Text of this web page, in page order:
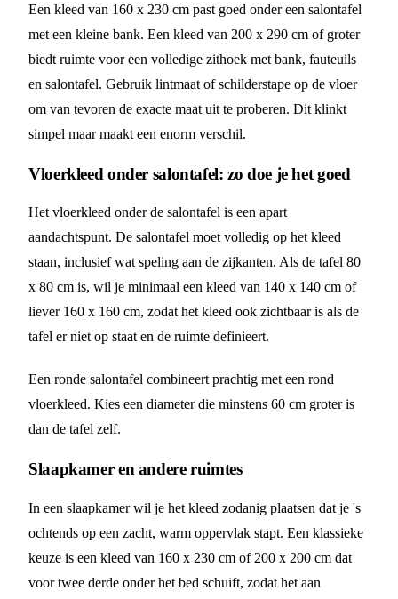
Een kleed van 160 x 230 cm past goed onder een salontafel
met een kleine bank. Een kleed van 200 x 290 cm of groter
biedt ruimte voor een volledige zithoek met bank, fauteuils
en salontafel. Gebruik lintmaat of schilderstape op de vloer
om van tevoren de exacte maat uit te proberen. Dit klinkt
simpel maar maakt een enorm verschil.
Vloerkleed onder salontafel: zo doe je het goed
Het vloerkleed onder de salontafel is een apart
aandachtspunt. De salontafel moet volledig op het kleed
staan, inclusief wat speling aan de zijkanten. Als de tafel 80
x 80 cm is, wil je minimaal een kleed van 140 x 140 cm of
liever 160 x 160 cm, zodat het kleed ook zichtbaar is als de
tafel er niet op staat en de ruimte definieert.
Een ronde salontafel combineert prachtig met een rond
vloerkleed. Kies een diameter die minstens 60 cm groter is
dan de tafel zelf.
Slaapkamer en andere ruimtes
In een slaapkamer wil je het kleed zodanig plaatsen dat je 's
ochtends op een zacht, warm oppervlak stapt. Een klassieke
keuze is een kleed van 160 x 230 cm of 200 x 200 cm dat
voor twee derde onder het bed schuift, zodat het aan